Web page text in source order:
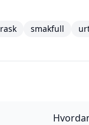
rask smakfull